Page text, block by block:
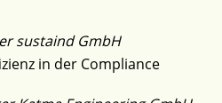
sustaind GmbH
in der Compliance